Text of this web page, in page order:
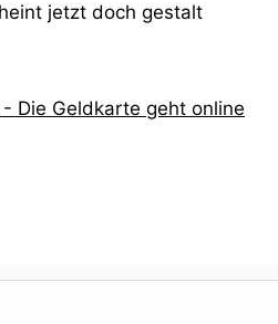
jetzt doch gestalt
Die Geldkarte geht online